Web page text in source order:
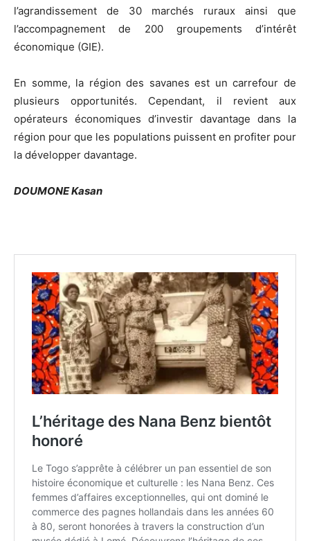
l’agrandissement de 30 marchés ruraux ainsi que
l’accompagnement de 200 groupements d’intérêt
économique (GIE).
En somme, la région des savanes est un carrefour de
plusieurs opportunités. Cependant, il revient aux
opérateurs économiques d’investir davantage dans la
région pour que les populations puissent en profiter pour
la développer davantage.
DOUMONE Kasan